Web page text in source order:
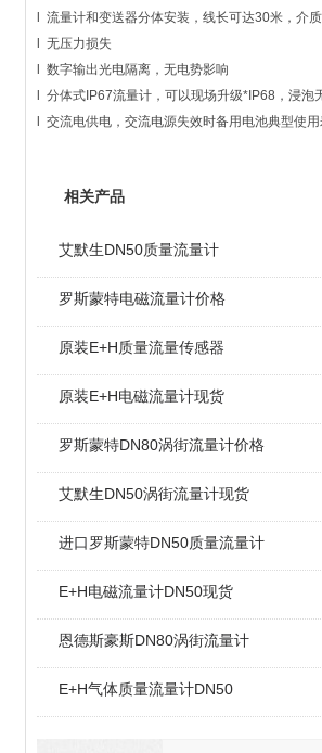
l 流量计和变送器分体安装，线长可达30米，介
l 无压力损失
l 数字输出光电隔离，无电势影响
l 分体式IP67流量计，可以现场升级*IP68，浸泡
l 交流电供电，交流电源失效时备用电池典型使
相关产品
艾默生DN50质量流量计
罗斯蒙特电磁流量计价格
原装E+H质量流量传感器
原装E+H电磁流量计现货
罗斯蒙特DN80涡街流量计价格
艾默生DN50涡街流量计现货
进口罗斯蒙特DN50质量流量计
E+H电磁流量计DN50现货
恩德斯豪斯DN80涡街流量计
E+H气体质量流量计DN50